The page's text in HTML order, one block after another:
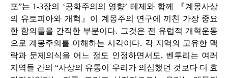
포”는 1-3장의 ‘공화주의의 영향’ 테제와 함께 『계몽사상
의 유토피아와 개혁』이 계몽주의 연구에 끼친 가장 중요
한 함의들을 간직한 부분이다. 그것은 전 유럽적 개혁운동
으로 계몽주의를 이해하는 시각이다. 각 지역의 고유한 맥
락과 문제의식을 어느 정도 인정하면서도, 벤투리는 여러
지역들 간의 “사상의 유통이 우리가 의심했던 것보다 더 효